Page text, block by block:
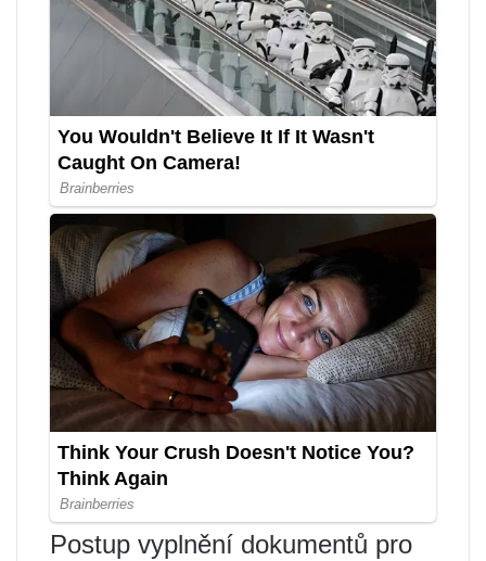
Postup vyplnění dokumentů pro